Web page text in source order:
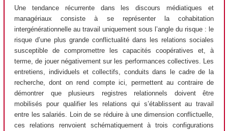
Une tendance récurrente dans les discours médiatiques et
managériaux consiste à se représenter la cohabitation
intergénérationnelle au travail uniquement sous l’angle du risque : le
risque d’une plus grande conflictualité dans les relations sociales
susceptible de compromettre les capacités coopératives et, à
terme, de jouer négativement sur les performances collectives. Les
entretiens, individuels et collectifs, conduits dans le cadre de la
recherche, dont on rend compte ici, permettent au contraire de
démontrer que plusieurs registres relationnels doivent être
mobilisés pour qualifier les relations qui s’établissent au travail
entre les salariés. Loin de se réduire à une dimension conflictuelle,
ces relations renvoient schématiquement à trois configurations